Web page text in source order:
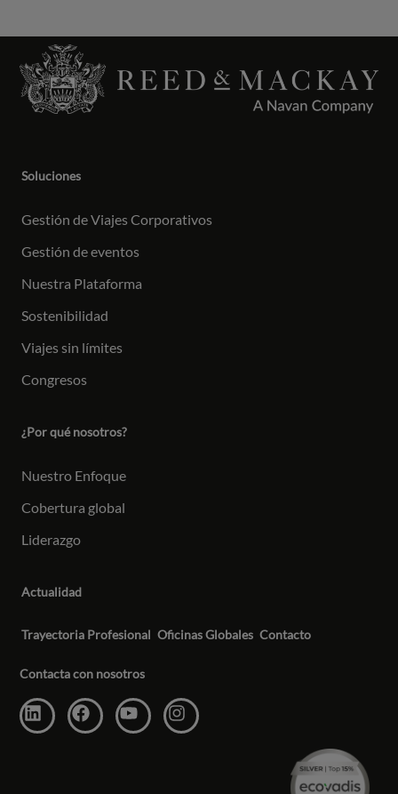
Soluciones
Gestión de Viajes Corporativos
Gestión de eventos
Nuestra Plataforma
Sostenibilidad
Viajes sin límites
Congresos
¿Por qué nosotros?
Nuestro Enfoque
Cobertura global
Liderazgo
Actualidad
Trayectoria Profesional Oficinas Globales Contacto
Contacta con nosotros